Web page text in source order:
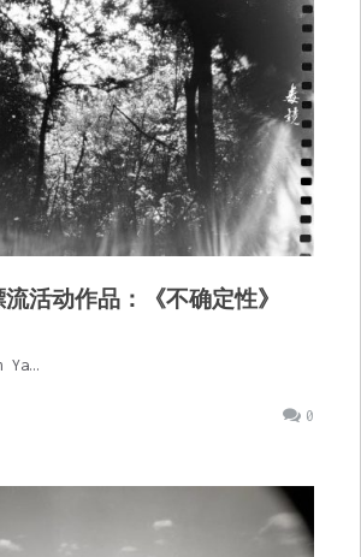
活动作品：《不确定性》
Ya…
0